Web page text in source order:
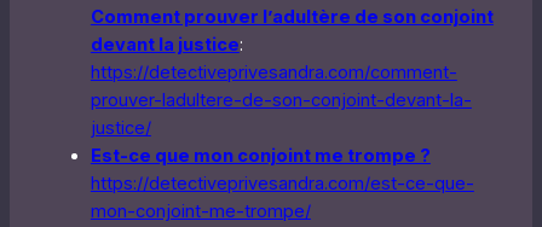
Comment prouver l’adultère de son conjoint
devant la justice:
https://detectiveprivesandra.com/comment-
prouver-ladultere-de-son-conjoint-devant-la-
justice/
Est-ce que mon conjoint me trompe ?
https://detectiveprivesandra.com/est-ce-que-
mon-conjoint-me-trompe/